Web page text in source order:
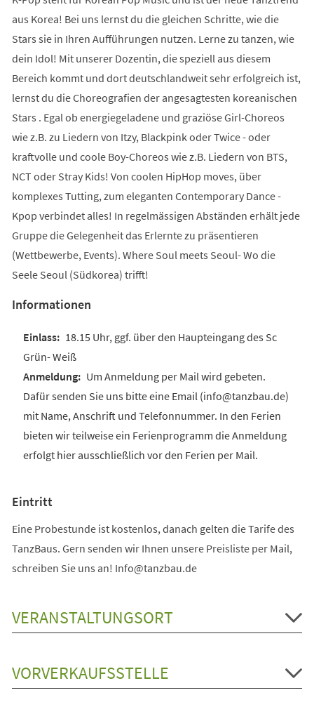
aus Korea! Bei uns lernst du die gleichen Schritte, wie die
Stars sie in Ihren Aufführungen nutzen. Lerne zu tanzen, wie
dein Idol! Mit unserer Dozentin, die speziell aus diesem
Bereich kommt und dort deutschlandweit sehr erfolgreich ist,
lernst du die Choreografien der angesagtesten koreanischen
Stars . Egal ob energiegeladene und graziöse Girl-Choreos
wie z.B. zu Liedern von Itzy, Blackpink oder Twice - oder
kraftvolle und coole Boy-Choreos wie z.B. Liedern von BTS,
NCT oder Stray Kids! Von coolen HipHop moves, über
komplexes Tutting, zum eleganten Contemporary Dance -
Kpop verbindet alles! In regelmässigen Abständen erhält jede
Gruppe die Gelegenheit das Erlernte zu präsentieren
(Wettbewerbe, Events). Where Soul meets Seoul- Wo die
Seele Seoul (Südkorea) trifft!
Informationen
18.15 Uhr, ggf. über den Haupteingang des Sc
Grün- Weiß
Um Anmeldung per Mail wird gebeten.
Dafür senden Sie uns bitte eine Email (info@tanzbau.de)
mit Name, Anschrift und Telefonnummer. In den Ferien
bieten wir teilweise ein Ferienprogramm die Anmeldung
erfolgt hier ausschließlich vor den Ferien per Mail.
Eintritt
Eine Probestunde ist kostenlos, danach gelten die Tarife des
TanzBaus. Gern senden wir Ihnen unsere Preisliste per Mail,
schreiben Sie uns an! Info@tanzbau.de
VERANSTALTUNGSORT
VORVERKAUFSSTELLE